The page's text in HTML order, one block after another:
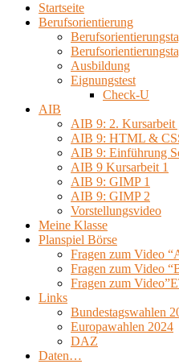
Startseite
Berufsorientierung
Ausbildung
Eignungstest
Check-U
AIB
AIB 9: 2.
AIB 9: HTML &
AIB 9: Einführung
AIB 9 Kursarbeit 1
AIB 9: GIMP 1
AIB 9: GIMP 2
Vorstellungsvideo
Meine Klasse
Planspiel Börse
Fragen zum Video
Fragen zum Video
Fragen zum
Links
Bundestagswahlen
Europawahlen 2024
DAZ
Daten…